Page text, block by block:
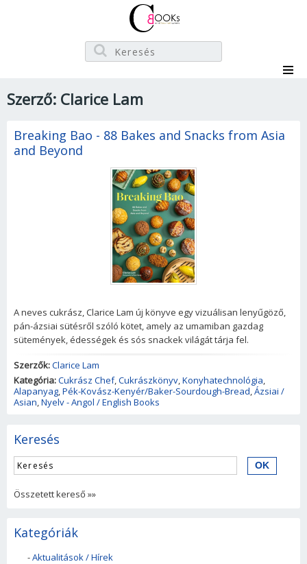
Szerző: Clarice Lam
Breaking Bao - 88 Bakes and Snacks from Asia
and Beyond
A neves cukrász, Clarice Lam új könyve egy vizuálisan lenyűgöző,
pán-ázsiai sütésről szóló kötet, amely az umamiban gazdag
sütemények, édességek és sós snackek világát tárja fel.
Szerzők:Clarice Lam
Kategória:Cukrász Chef,Cukrászkönyv,Konyhatechnológia,
Alapanyag,Pék-Kovász-Kenyér/Baker-Sourdough-Bread,Ázsiai /
Asian,Nyelv - Angol / English Books
Keresés
Összetett kereső »»
Kategóriák
-Aktualitások / Hírek